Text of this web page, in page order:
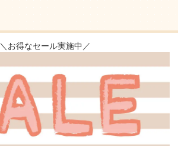
＼お得なセール実施中／